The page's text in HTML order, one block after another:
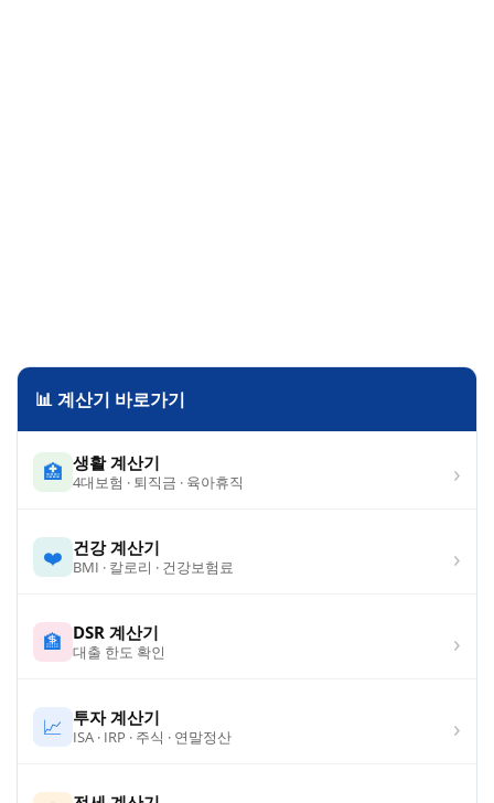
📊 계산기 바로가기
🏥 생활 계산기
4대보험 · 퇴직금 · 육아휴직 ›
❤️ 건강 계산기
BMI · 칼로리 · 건강보험료 ›
🏦 DSR 계산기
대출 한도 확인 ›
📈 투자 계산기
ISA · IRP · 주식 · 연말정산 ›